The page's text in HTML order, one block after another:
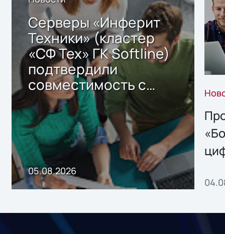
Серверы «Инферит
Техники» (кластер
«СФ Тех» ГК Softline)
подтвердили
совместимость с
решением Sharx
Storage 2.x для
хранения данных
05.08.2026